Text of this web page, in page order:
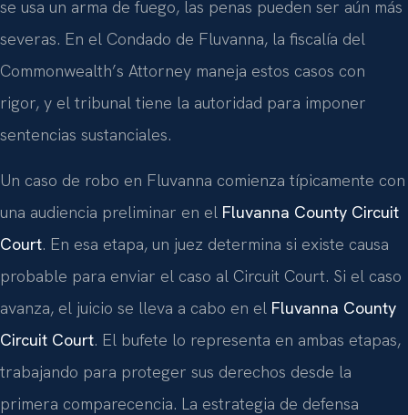
se usa un arma de fuego, las penas pueden ser aún más
severas. En el Condado de Fluvanna, la fiscalía del
Commonwealth’s Attorney maneja estos casos con
rigor, y el tribunal tiene la autoridad para imponer
sentencias sustanciales.
Un caso de robo en Fluvanna comienza típicamente con
una audiencia preliminar en el Fluvanna County Circuit
Court. En esa etapa, un juez determina si existe causa
probable para enviar el caso al Circuit Court. Si el caso
avanza, el juicio se lleva a cabo en el Fluvanna County
Circuit Court. El bufete lo representa en ambas etapas,
trabajando para proteger sus derechos desde la
primera comparecencia. La estrategia de defensa